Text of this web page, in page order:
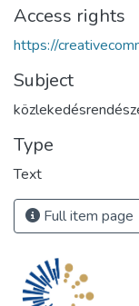
Access rights
https://
Subject
Type
Text
Full item page